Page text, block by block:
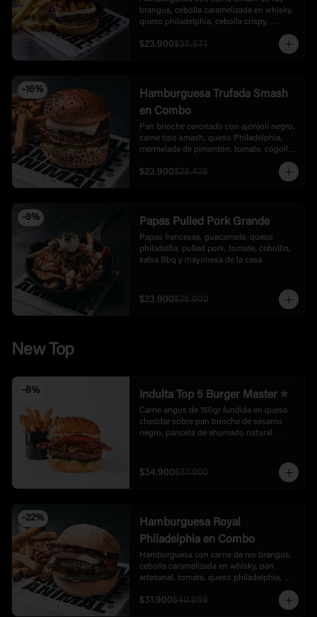
brangus, cebolla caramelizada en whisky,
queso philadelphia, cebolla crispy,
mayonesa de ajo y bbq dulce de la casa,
acompañada con  papas
$23.900$35.571
-16%
Hamburguesa Trufada Smash
en Combo
Pan brioche coronado con ajonjolí negro,
carne tipo smash, queso Philadelphia,
mermelada de pimentón, tomate, cogollo
Acompañada con papas.
$23.900$28.428
-8% Papas Pulled Pork Grande
Papas francesas, guacamole, queso
philadelfia, pulled pork, tomate, cebollin,
salsa Bbq y mayonesa de la casa
$23.900$25.900
New Top
-8% Indulta Top 5 Burger Master ⭐
Carne angus de 150gr fundida en queso
cheddar sobre pan brioche de sésamo
negro, panceta de ahumado natural
truffle, cebollas grillé en balsámico.
Acompañada de rúgula, tomate fresco y
$34.900$37.900
-22%
Hamburguesa Royal
Philadelphia en Combo
Hamburguesa con carne de res brangus,
cebolla caramelizada en whisky, pan
artesanal, tomate, queso philadelphia,
papas.
$31.900$40.959